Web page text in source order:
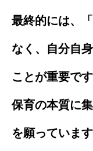
最終的には、
なく、自分自
ことが重要で
保育の本質に
を願っています